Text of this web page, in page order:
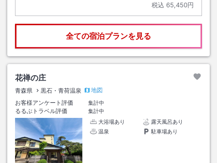
税込 65,450円
全ての宿泊プランを見る
花禅の庄
青森県 黒石・青荷温泉
地図
お客様アンケート評価
集計中
るるぶトラベル評価
集計中
大浴場あり
露天風呂あり
温泉
駐車場あり